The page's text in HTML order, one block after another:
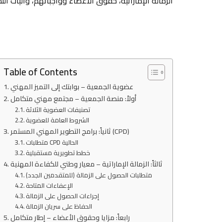
Table of Contents
عضوية الجمعية – بوابتك إلى التميز المهني
أولاً: منصة الجمعية – مجتمع مهني متكامل
تصنيفات العضوية الثلاثة
الشروط العامة للعضوية
ثانياً: برامج التطوير المهني المستمر (CPD)
متطلبات CPD الحالية
خطط تطويرية مستقبلية
ثالثاً: الزمالة الإماراتية – معيار وطني للكفاءة المهنية
متطلبات الحصول على الزمالة (للمتقدمين الجدد)
الإعفاءات المتاحة
إجراءات الحصول على الزمالة
الحفاظ على سريان الزمالة
رابعاً: مزايا وحقوق الأعضاء – إطار متكامل